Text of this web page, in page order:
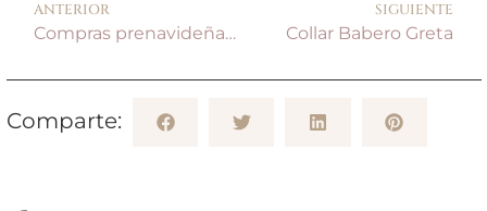
ANTERIOR
Compras prenavideñas, mercadillos y ferias.
SIGUIENTE
Collar Babero Greta
Comparte: